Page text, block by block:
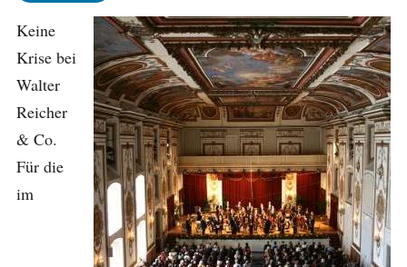
Keine
Krise bei
Walter
Reicher
& Co.
Für die
im